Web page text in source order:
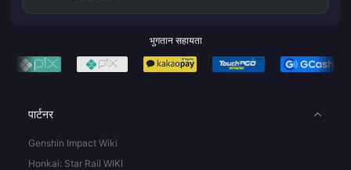
भुगतान सहायता
पार्टनर
Genshin Impact Wiki
Honkai: Star Rail WIKI